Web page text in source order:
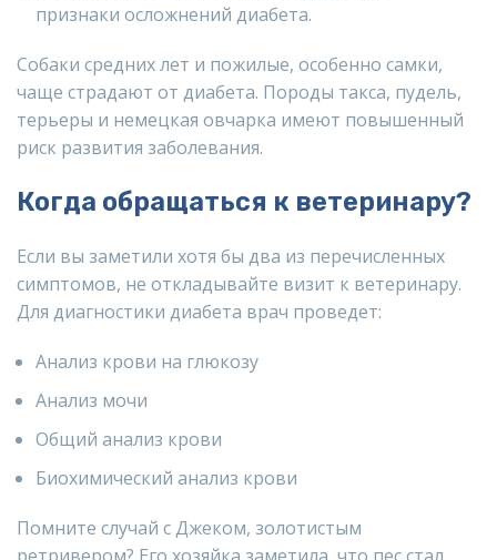
признаки осложнений диабета.
Собаки средних лет и пожилые, особенно самки,
чаще страдают от диабета. Породы такса, пудель,
терьеры и немецкая овчарка имеют повышенный
риск развития заболевания.
Когда обращаться к ветеринару?
Если вы заметили хотя бы два из перечисленных
симптомов, не откладывайте визит к ветеринару.
Для диагностики диабета врач проведет:
Анализ крови на глюкозу
Анализ мочи
Общий анализ крови
Биохимический анализ крови
Помните случай с Джеком, золотистым